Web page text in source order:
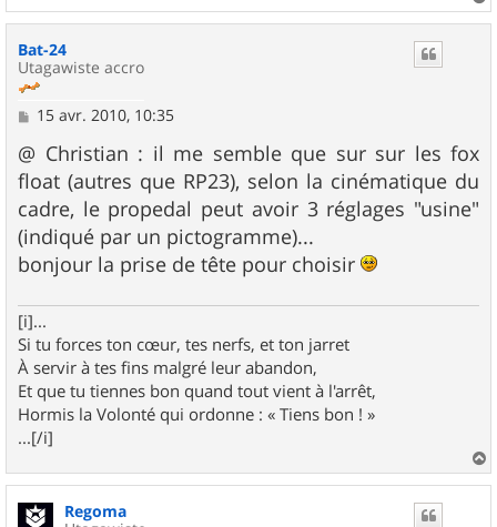
a
Bat-24
Utagawiste accro
M
s
s
a
g
e
15 avr. 2010, 10:35
@ Christian : il me semble que sur sur les fox
float (autres que RP23), selon la cinématique du
cadre, le propedal peut avoir 3 réglages "usine"
(indiqué par un pictogramme)...
bonjour la prise de tête pour choisir
[i]...
Si tu forces ton cœur, tes nerfs, et ton jarret
À servir à tes fins malgré leur abandon,
Et que tu tiennes bon quand tout vient à l'arrêt,
Hormis la Volonté qui ordonne : « Tiens bon ! »
...[/i]
a
Regoma